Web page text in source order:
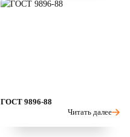
ГОСТ 9896-88
Читать далее